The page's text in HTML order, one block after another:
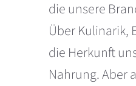
die unsere
Über Kulinarik,
die Herkunft
Nahrung. Aber